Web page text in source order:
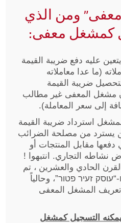
ومن الذي
كمشغل معفى:
عليه دفع ضريبة القيمة
(ما عدا معاملاته
بتحصيل ضريبة القيمة
مشغل المعفى غير مطالب
إلى سعر المعاملة).
استرداد ضريبة القيمة
يسترد من مصلحة الضرائب
دفعها مقابل المنتجات أو
نشاطه التجاري. انتبهوا !
الحادي والعشرين ، تم
זעיר פטור”، وحالياً
المشغل المعفى
التسجيل كمشغل